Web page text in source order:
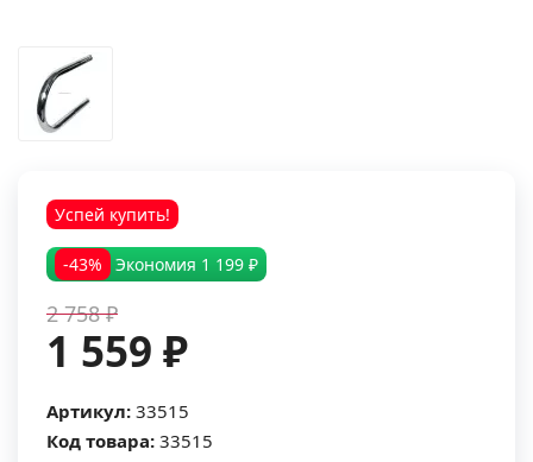
Успей купить!
-43% Экономия 1 199 ₽
2 758 ₽
1 559 ₽
Артикул: 33515
Код товара: 33515